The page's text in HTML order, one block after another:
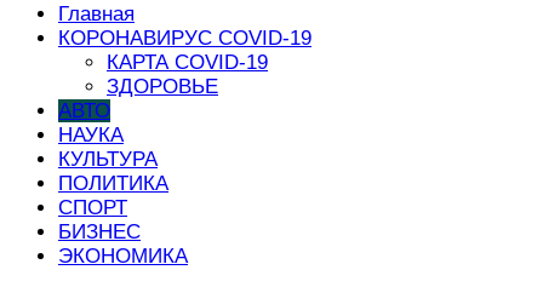
Главная
КОРОНАВИРУС COVID-19
КАРТА COVID-19
ЗДОРОВЬЕ
АВТО
НАУКА
КУЛЬТУРА
ПОЛИТИКА
СПОРТ
БИЗНЕС
ЭКОНОМИКА